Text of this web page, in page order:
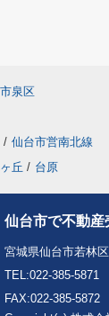
泉区
/ 仙台市営南北線
丘 / 台原
仙台市で不動
宮城県仙台市若林
TEL:022-385-5871
FAX:022-385-5872